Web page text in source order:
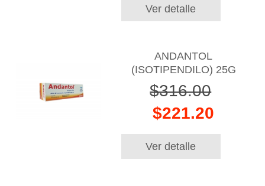
Ver detalle
ANDANTOL
(ISOTIPENDILO) 25G
$316.00
$221.20
Ver detalle